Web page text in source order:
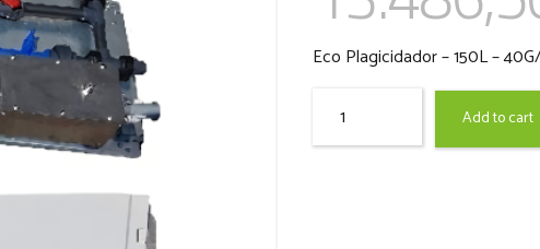
Eco Plagicidador – 150L –
Add to cart